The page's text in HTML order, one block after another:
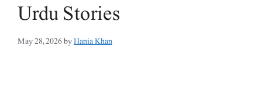
Urdu Stories
May 28, 2026byHania Khan